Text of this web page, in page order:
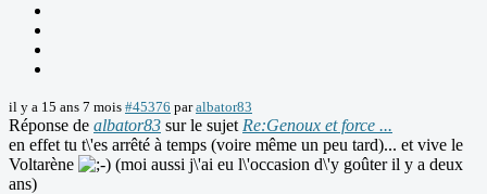
il y a 15 ans 7 mois #45376 paralbator83
Réponse de albator83 sur le sujet Re:Genoux et force ...
en effet tu t\'es arrêté à temps (voire même un peu tard)... et vive le
Voltarène
(moi aussi j\'ai eu l\'occasion d\'y goûter il y a deux
ans)